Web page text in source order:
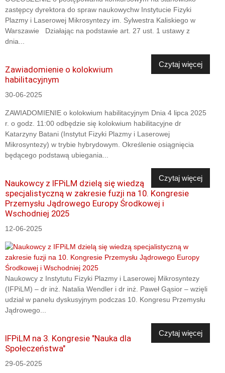
zastępcy dyrektora do spraw naukowychw Instytucie Fizyki
Plazmy i Laserowej Mikrosyntezy im. Sylwestra Kaliskiego w
Warszawie Działając na podstawie art. 27 ust. 1 ustawy z
dnia...
Czytaj więcej
Zawiadomienie o kolokwium
habilitacyjnym
30-06-2025
ZAWIADOMIENIE o kolokwium habilitacyjnym Dnia 4 lipca 2025
r. o godz. 11:00 odbędzie się kolokwium habilitacyjne dr
Katarzyny Batani (Instytut Fizyki Plazmy i Laserowej
Mikrosyntezy) w trybie hybrydowym. Określenie osiągnięcia
będącego podstawą ubiegania...
Czytaj więcej
Naukowcy z IFPiLM dzielą się wiedzą
specjalistyczną w zakresie fuzji na 10. Kongresie
Przemysłu Jądrowego Europy Środkowej i
Wschodniej 2025
12-06-2025
Naukowcy z Instytutu Fizyki Plazmy i Laserowej Mikrosyntezy
(IFPiLM) – dr inż. Natalia Wendler i dr inż. Paweł Gąsior – wzięli
udział w panelu dyskusyjnym podczas 10. Kongresu Przemysłu
Jądrowego...
Czytaj więcej
IFPiLM na 3. Kongresie "Nauka dla
Społeczeństwa"
29-05-2025